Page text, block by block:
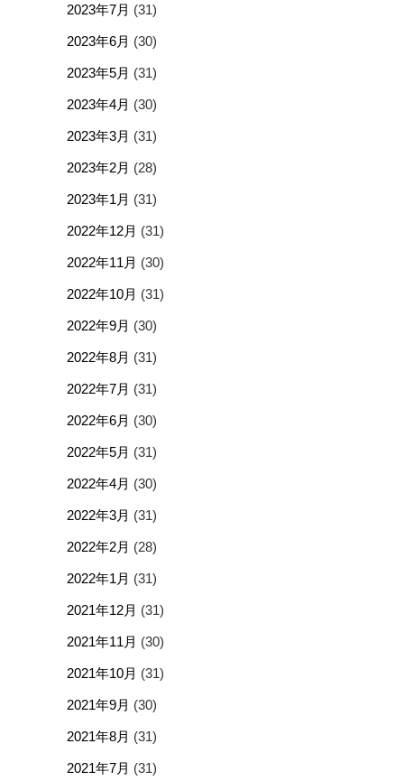
2023年7月 (31)
2023年6月 (30)
2023年5月 (31)
2023年4月 (30)
2023年3月 (31)
2023年2月 (28)
2023年1月 (31)
2022年12月 (31)
2022年11月 (30)
2022年10月 (31)
2022年9月 (30)
2022年8月 (31)
2022年7月 (31)
2022年6月 (30)
2022年5月 (31)
2022年4月 (30)
2022年3月 (31)
2022年2月 (28)
2022年1月 (31)
2021年12月 (31)
2021年11月 (30)
2021年10月 (31)
2021年9月 (30)
2021年8月 (31)
2021年7月 (31)